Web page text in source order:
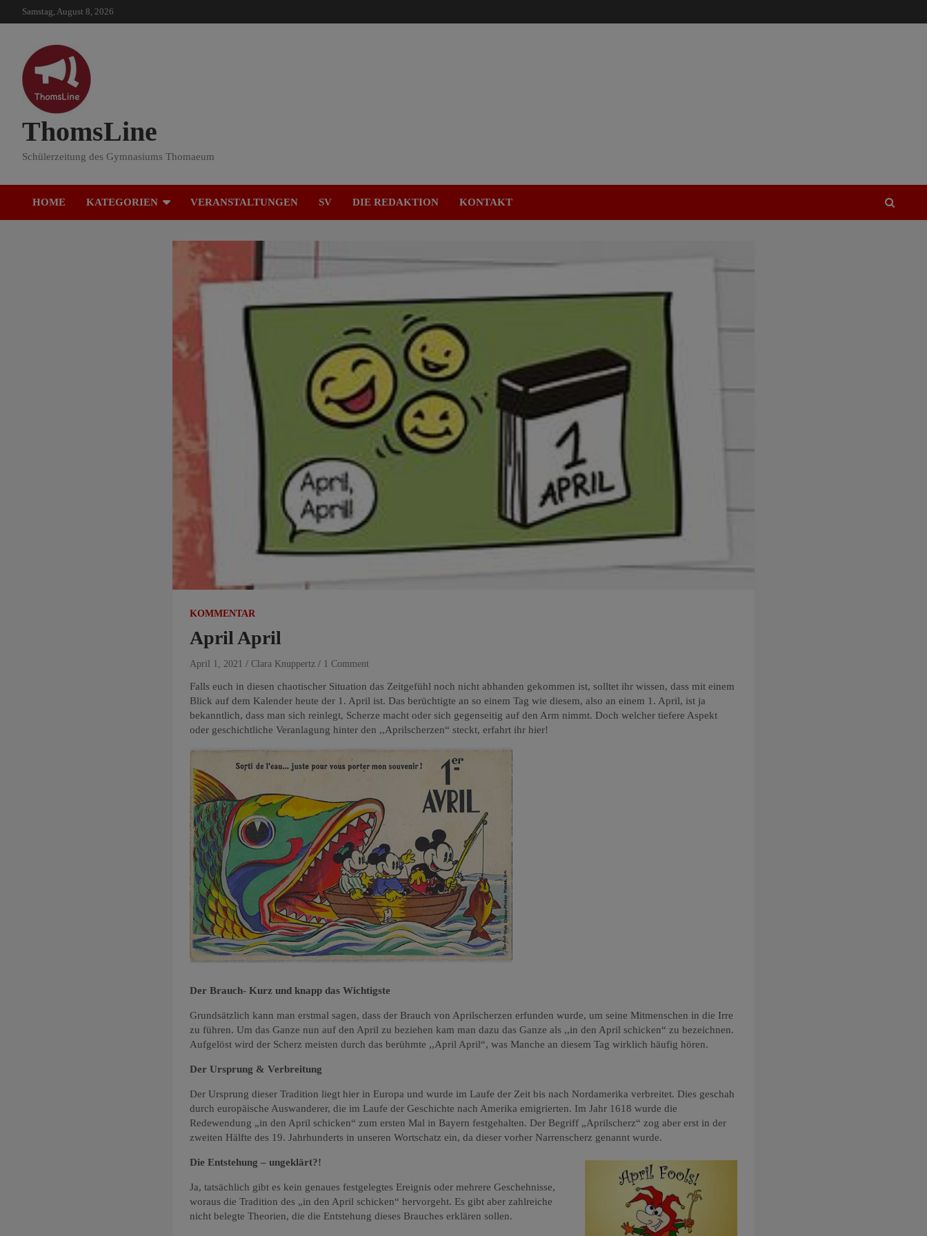
Samstag, August 8, 2026
ThomsLine
Schülerzeitung des Gymnasiums Thomaeum
HOME KATEGORIEN VERANSTALTUNGEN SV DIE REDAKTION KONTAKT
KOMMENTAR
April April
April 1, 2021 Clara Knuppertz 1 Comment
Falls euch in diesen chaotischer Situation das Zeitgefühl noch nicht abhanden gekommen ist, solltet ihr wissen, dass mit einem
Blick auf dem Kalender heute der 1. April ist. Das berüchtigte an so einem Tag wie diesem, also an einem 1. April, ist ja
bekanntlich, dass man sich reinlegt, Scherze macht oder sich gegenseitig auf den Arm nimmt. Doch welcher tiefere Aspekt
oder geschichtliche Veranlagung hinter den ,,Aprilscherzen“ steckt, erfahrt ihr hier!
Der Brauch- Kurz und knapp das Wichtigste
Grundsätzlich kann man erstmal sagen, dass der Brauch von Aprilscherzen erfunden wurde, um seine Mitmenschen in die Irre
zu führen. Um das Ganze nun auf den April zu beziehen kam man dazu das Ganze als ,,in den April schicken“ zu bezeichnen.
Aufgelöst wird der Scherz meisten durch das berühmte ,,April April“, was Manche an diesem Tag wirklich häufig hören.
Der Ursprung & Verbreitung
Der Ursprung dieser Tradition liegt hier in Europa und wurde im Laufe der Zeit bis nach Nordamerika verbreitet. Dies geschah
durch europäische Auswanderer, die im Laufe der Geschichte nach Amerika emigrierten. Im Jahr 1618 wurde die
Redewendung „in den April schicken“ zum ersten Mal in Bayern festgehalten. Der Begriff „Aprilscherz“ zog aber erst in der
zweiten Hälfte des 19. Jahrhunderts in unseren Wortschatz ein, da dieser vorher Narrenscherz genannt wurde.
Die Entstehung – ungeklärt?!
Ja, tatsächlich gibt es kein genaues festgelegtes Ereignis oder mehrere Geschehnisse,
woraus die Tradition des „in den April schicken“ hervorgeht. Es gibt aber zahlreiche
nicht belegte Theorien, die die Entstehung dieses Brauches erklären sollen.